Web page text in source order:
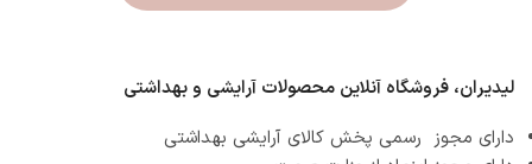
لیدیران، فروشگاه آنلاین محصولات آرایشی و بهداشتی
دارای مجوز رسمی پخش کالای آرایشی بهداشتی